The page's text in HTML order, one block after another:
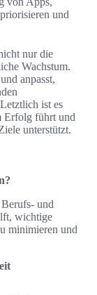
und
nur die
Wachstum.
anpasst,
ist es
Erfolg führt und
unterstützt.
und
wichtige
minimieren und